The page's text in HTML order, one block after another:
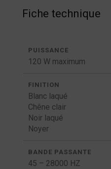
Fiche technique
PUISSANCE
120 W maximum
FINITION
Blanc laqué
Chêne clair
Noir laqué
Noyer
BANDE PASSANTE
45 – 28000 HZ